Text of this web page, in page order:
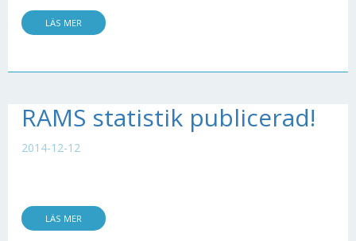
LÄS MER
RAMS statistik publicerad!
2014-12-12
LÄS MER